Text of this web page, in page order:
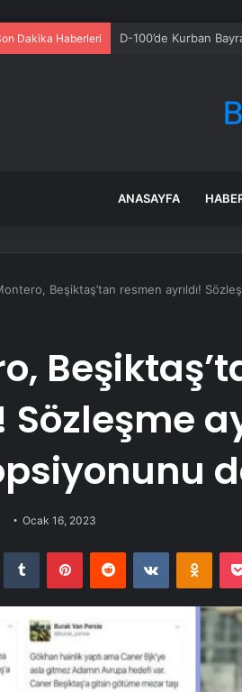
Dakika Haberleri D-100’de Kurban
ANASAYFA
Beşiktaş’tan resmen ayrıldı!
Sözleşme
Ocak 16, 2023
Tumblr PinterestReddit VKontakte